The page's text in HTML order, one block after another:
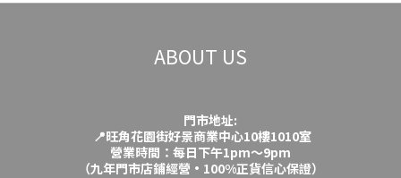
ABOUT US
門市地址:
📍旺角花園街好景商業中心10樓1010室
營業時間：每日下午1pm～9pm
（九年門市店鋪經營·100%正貨信心保證）